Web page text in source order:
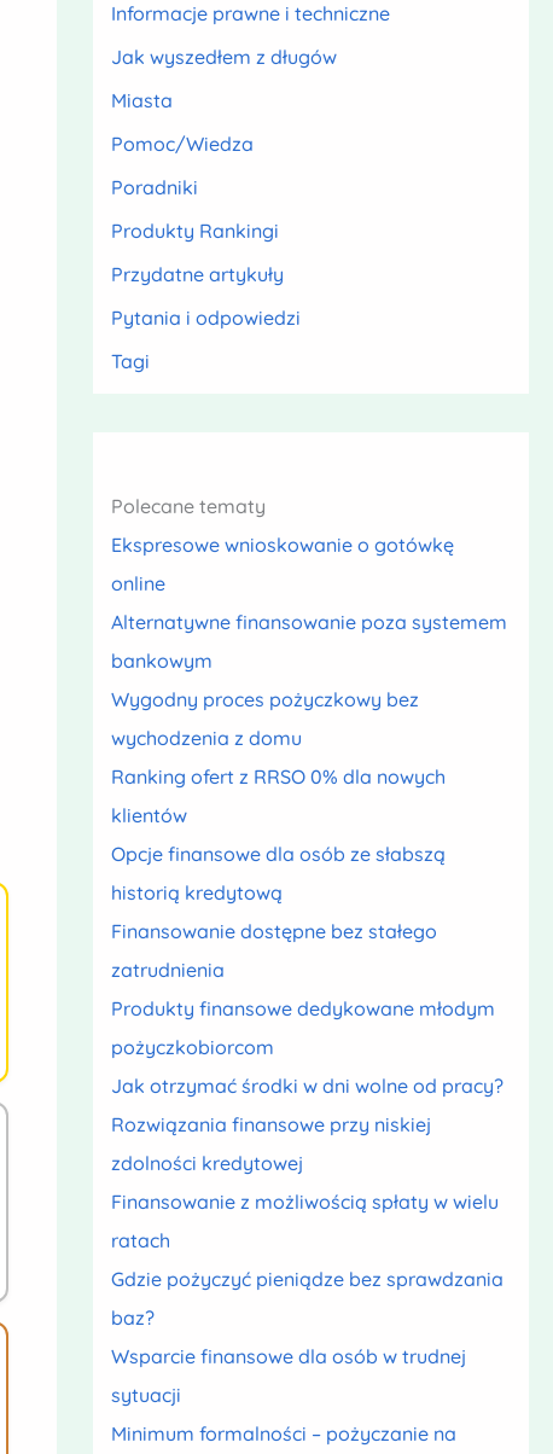
Informacje prawne i techniczne
Jak wyszedłem z długów
Miasta
Pomoc/Wiedza
Poradniki
Produkty Rankingi
Przydatne artykuły
Pytania i odpowiedzi
Tagi
Polecane tematy
Ekspresowe wnioskowanie o gotówkę
online
Alternatywne finansowanie poza systemem
bankowym
Wygodny proces pożyczkowy bez
wychodzenia z domu
Ranking ofert z RRSO 0% dla nowych
klientów
Opcje finansowe dla osób ze słabszą
historią kredytową
Finansowanie dostępne bez stałego
zatrudnienia
Produkty finansowe dedykowane młodym
pożyczkobiorcom
Jak otrzymać środki w dni wolne od pracy?
Rozwiązania finansowe przy niskiej
zdolności kredytowej
Finansowanie z możliwością spłaty w wielu
ratach
Gdzie pożyczyć pieniądze bez sprawdzania
baz?
Wsparcie finansowe dla osób w trudnej
sytuacji
Minimum formalności – pożyczanie na